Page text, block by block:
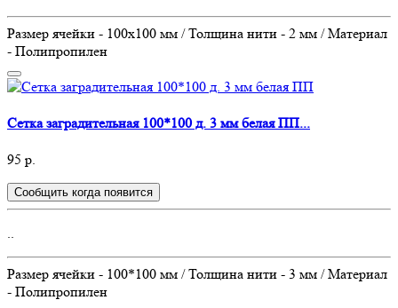
Размер ячейки - 100х100 мм / Толщина нити - 2 мм / Материал
- Полипропилен
Сетка заградительная 100*100 д. 3 мм белая ПП...
95 р.
Сообщить когда появится
..
Размер ячейки - 100*100 мм / Толщина нити - 3 мм / Материал
- Полипропилен